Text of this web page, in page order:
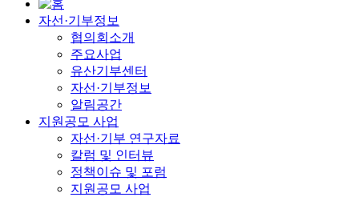
자선·기부정보
협의회소개
주요사업
유산기부센터
자선·기부정보
알림공간
지원공모 사업
자선·기부 연구자료
칼럼 및 인터뷰
정책이슈 및 포럼
지원공모 사업